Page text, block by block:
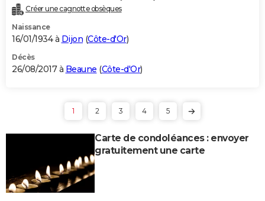
Créer une cagnotte obsèques
Naissance
16/01/1934 à Dijon (Côte-d'Or)
Décès
26/08/2017 à Beaune (Côte-d'Or)
1 2 3 4 5
Carte de condoléances : envoyer
gratuitement une carte